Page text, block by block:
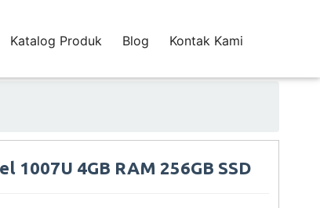
Katalog Produk Blog Kontak Kami
1007U 4GB RAM 256GB SSD